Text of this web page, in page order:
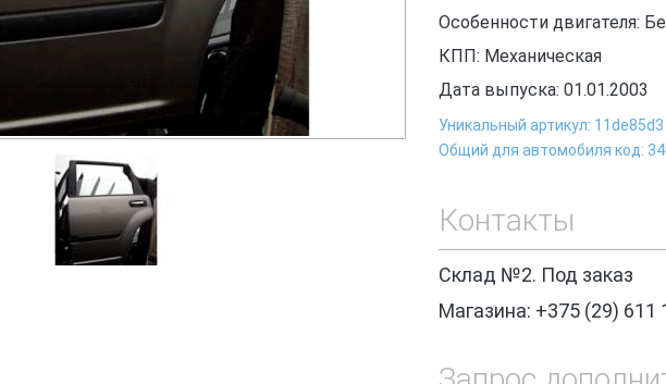
Особенности двигателя:
КПП: Механическая
Дата выпуска: 01.01.2003
Уникальный артикул: 11de85d3
Общий для автомобиля код:
Контакты
Склад №2. Под заказ
Магазина: +375 (29) 611